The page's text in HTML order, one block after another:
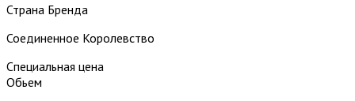
Страна Бренда
Соединенное Королевство
Специальная цена
Обьем